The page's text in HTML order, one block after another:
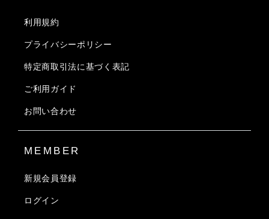
利用規約
プライバシーポリシー
特定商取引法に基づく表記
ご利用ガイド
お問い合わせ
MEMBER
新規会員登録
ログイン